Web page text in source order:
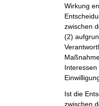
Wirkung
zwischen
(2)
Ist die
zwischen